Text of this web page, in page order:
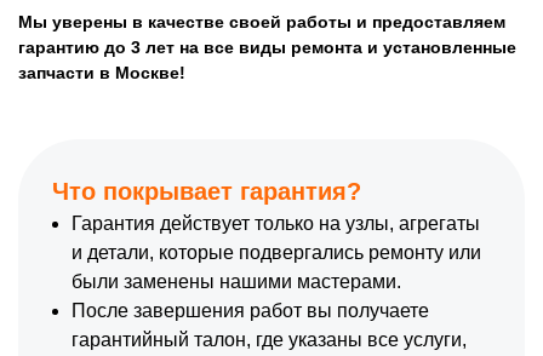
Мы уверены в качестве своей работы и предоставляем
гарантию до 3 лет на все виды ремонта и установленные
запчасти в Москве!
Что покрывает гарантия?
Гарантия действует только на узлы, агрегаты
и детали, которые подвергались ремонту или
были заменены нашими мастерами.
После завершения работ вы получаете
гарантийный талон, где указаны все услуги,